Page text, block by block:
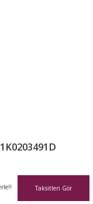
Taksitleri Gör